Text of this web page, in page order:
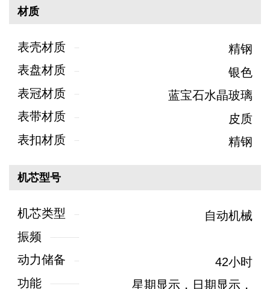
材质
表壳材质
精钢
表盘材质
银色
表冠材质
蓝宝石水晶玻璃
表带材质
皮质
表扣材质
精钢
机芯型号
机芯类型
自动机械
振频
动力储备
42小时
功能
星期显示，日期显示，